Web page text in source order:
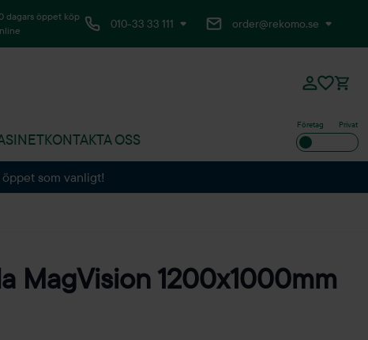
dagars öppet köp
010-33 33 111 order@rekomo.se
KONTAKTA OSS
Företag Privat
som vanligt!
MagVision 1200x1000mm